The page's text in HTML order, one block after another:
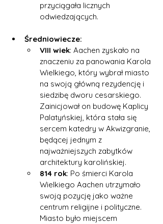
przyciągała licznych
odwiedzających.
Średniowiecze:
VIII wiek: Aachen zyskało na
znaczeniu za panowania Karola
Wielkiego, który wybrał miasto
na swoją główną rezydencję i
siedzibę dworu cesarskiego.
Zainicjował on budowę Kaplicy
Palatyńskiej, która stała się
sercem katedry w Akwizgranie,
będącej jednym z
najważniejszych zabytków
architektury karolińskiej.
814 rok: Po śmierci Karola
Wielkiego Aachen utrzymało
swoją pozycję jako ważne
centrum religijne i polityczne.
Miasto było miejscem